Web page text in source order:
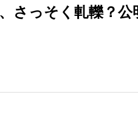
さっそく軋轢？